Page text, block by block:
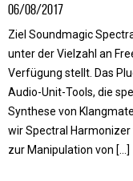
06/08/2017
Ziel Soundmagic
unter der Vielzahl an
Verfügung stellt. Das
Audio-Unit-Tools, die
Synthese von
wir Spectral Harmonizer
zur Manipulation von […]